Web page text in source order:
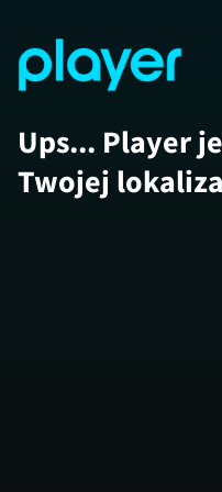
Ups... Player
Twojej